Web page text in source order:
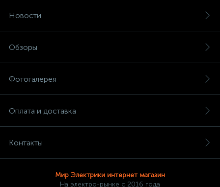
Новости
Обзоры
Фотогалерея
Оплата и доставка
Контакты
Мир Электрики интернет магазин
На электро-рынке с 2016 года